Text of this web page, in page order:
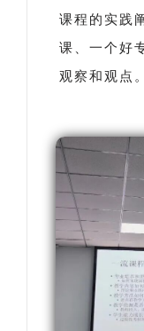
课程的实践
课、一个好
观察和观点。